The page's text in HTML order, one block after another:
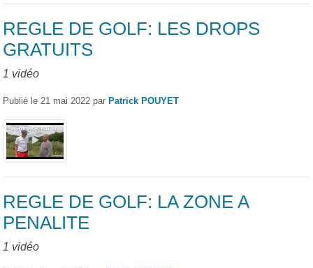
REGLE DE GOLF: LES DROPS
GRATUITS
1 vidéo
Publié le 21 mai 2022 par Patrick POUYET
REGLE DE GOLF: LA ZONE A
PENALITE
1 vidéo